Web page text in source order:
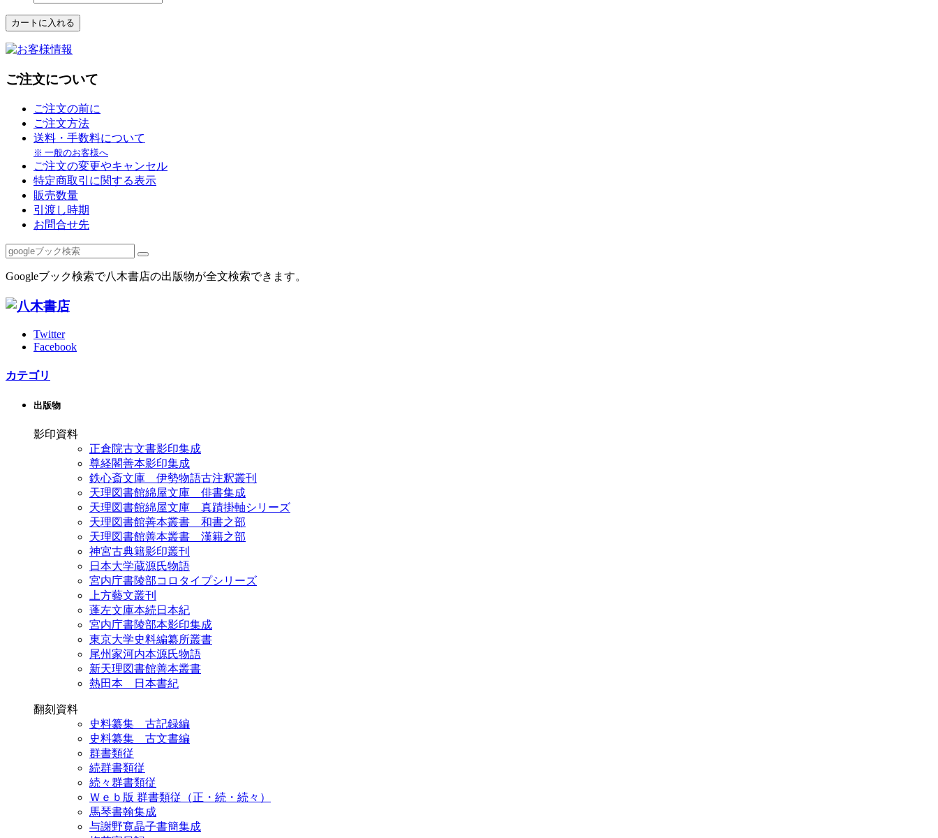
ご注文について
ご注文の前に
ご注文方法
送料・手数料について
※ 一般のお客様へ
ご注文の変更やキャンセル
特定商取引に関する表示
販売数量
引渡し時期
お問合せ先
Googleブック検索で八木書店の出版物が全文検索できます。
Twitter
Facebook
カテゴリ
出版物
影印資料
正倉院古文書影印集成
尊経閣善本影印集成
鉄心斎文庫 伊勢物語古注釈叢刊
天理図書館綿屋文庫 俳書集成
天理図書館綿屋文庫 真蹟掛軸シリーズ
天理図書館善本叢書 和書之部
天理図書館善本叢書 漢籍之部
神宮古典籍影印叢刊
日本大学蔵源氏物語
宮内庁書陵部コロタイプシリーズ
上方藝文叢刊
蓬左文庫本続日本紀
宮内庁書陵部本影印集成
東京大学史料編纂所叢書
尾州家河内本源氏物語
新天理図書館善本叢書
熱田本 日本書紀
翻刻資料
史料纂集 古記録編
史料纂集 古文書編
群書類従
続群書類従
続々群書類従
Ｗｅｂ版 群書類従（正・続・続々）
馬琴書翰集成
与謝野寛晶子書簡集成